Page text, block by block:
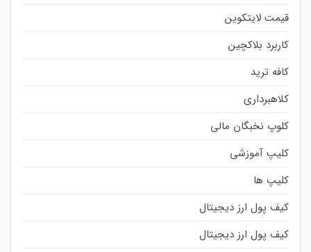
قیمت لایتکوین
کاربرد بلاکچین
کافه ترید
کلاهبرداری
کلوپ نخبگان مالی
کلیپ آموزشی
کلیپ ها
کیف پول ارز دیجیتال
کیف پول ارز دیجیتال